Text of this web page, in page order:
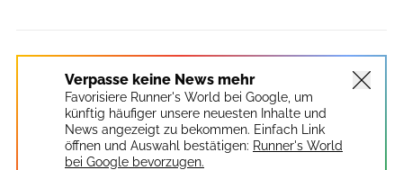
Verpasse keine News mehr
Favorisiere Runner's World bei Google, um
künftig häufiger unsere neuesten Inhalte und
News angezeigt zu bekommen. Einfach Link
öffnen und Auswahl bestätigen: Runner's World
bei Google bevorzugen.